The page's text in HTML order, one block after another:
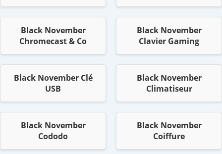
Black November
Chromecast & Co
Black November
Clavier Gaming
Black November Clé
USB
Black November
Climatiseur
Black November
Cododo
Black November
Coiffure